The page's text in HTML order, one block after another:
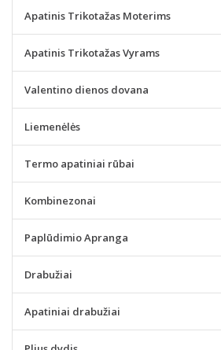
Apatinis Trikotažas Moterims
Apatinis Trikotažas Vyrams
Valentino dienos dovana
Liemenėlės
Termo apatiniai rūbai
Kombinezonai
Paplūdimio Apranga
Drabužiai
Apatiniai drabužiai